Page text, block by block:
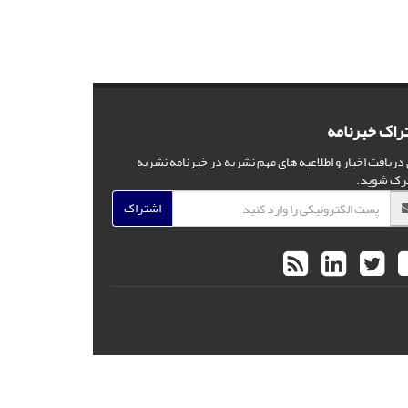
خبرنامه
دریافت اخبار و اطلاعیه های مهم نشریه در خبرنامه نشریه
شوید.
اشتراک